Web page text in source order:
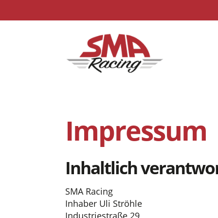
Impressum
Inhaltlich
SMA Racing
Inhaber Uli Ströhle